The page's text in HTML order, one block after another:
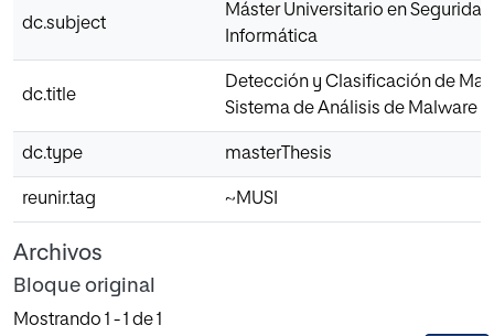
dc.subject
Máster Universitario en Seguridad
Informática
dc.title
Detección y Clasificación de
Sistema de Análisis de Malware
dc.type masterThesis
reunir.tag ~MUSI
Archivos
Bloque original
Mostrando 1 - 1 de 1